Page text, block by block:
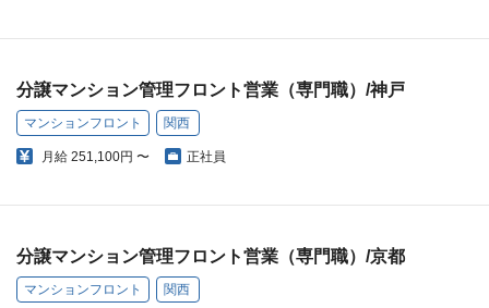
分譲マンション管理フロント営業（専門職）/神戸
マンションフロント 関西
月給 251,100円 〜 正社員
分譲マンション管理フロント営業（専門職）/京都
マンションフロント 関西